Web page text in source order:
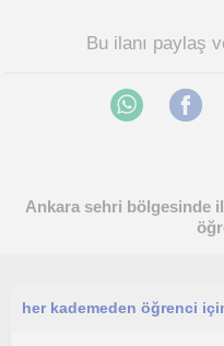
Bu ilanı paylaş
Ankara sehri bölgesinde
her kademeden öğrenci